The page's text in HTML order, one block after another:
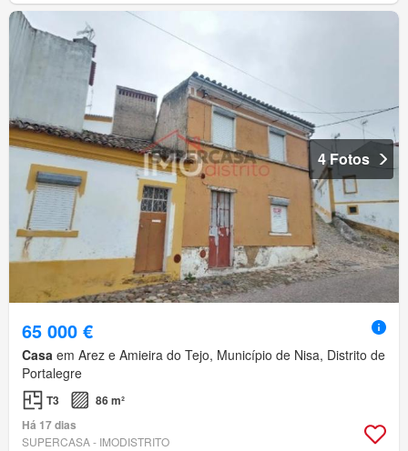
4 Fotos
65 000 €
Casa em Arez e Amieira do Tejo, Município de Nisa, Distrito de
Portalegre
T3
86 m²
Há 17 dias
SUPERCASA - IMODISTRITO